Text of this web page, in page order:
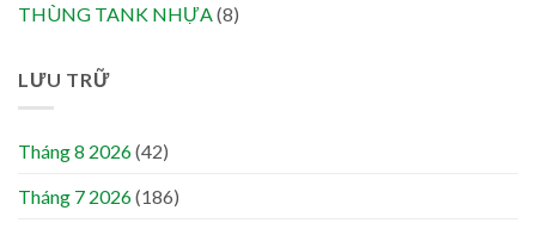
THÙNG TANK NHỰA (8)
LƯU TRỮ
Tháng 8 2026(42)
Tháng 7 2026(186)